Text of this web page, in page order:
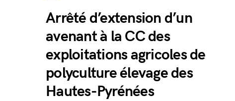
Arrêté d’extension d’un
avenant à la CC des
exploitations agricoles de
polyculture élevage des
Hautes-Pyrénées